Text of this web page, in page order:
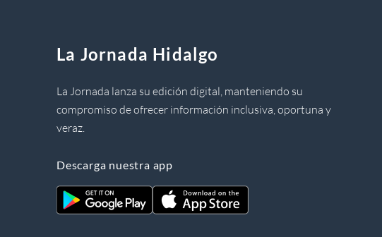
La Jornada Hidalgo
La Jornada lanza su edición digital, manteniendo su
compromiso de ofrecer información inclusiva, oportuna y
veraz.
Descarga nuestra app